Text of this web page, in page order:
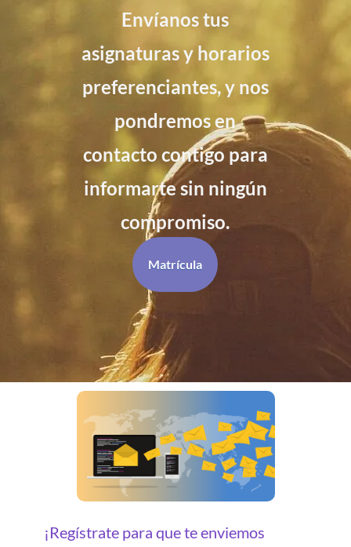
Envíanos tus
asignaturas y horarios
preferenciantes, y nos
pondremos en
contacto contigo para
informarte sin ningún
compromiso.
Matrícula
¡Regístrate para que te enviemos